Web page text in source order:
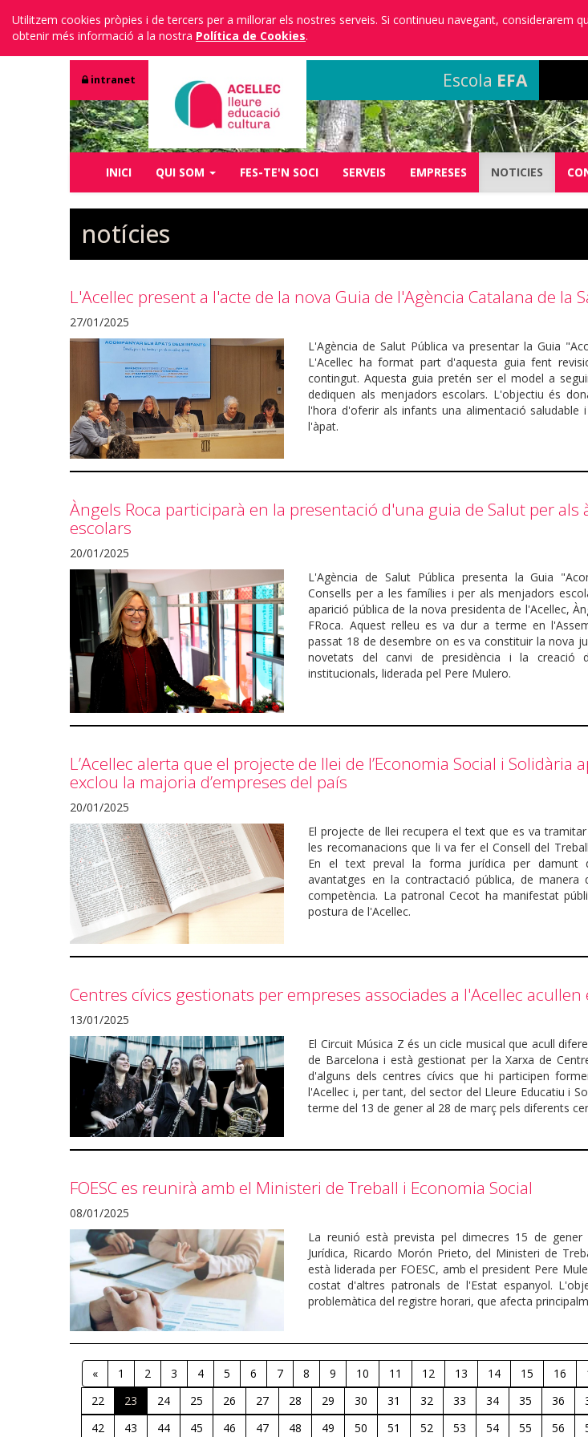
Utilitzem cookies pròpies i de tercers per a millorar els nostres serveis. Si continueu navegant, considerarem
obtenir més informació a la nostra Política de Cookies.
intranet Escola EFA
INICI QUI SOM FES-TE'N SOCI SERVEIS EMPRESES NOTICIES
notícies
L'Acellec present a l'acte de la nova Guia de l'Agència Catalana de la
27/01/2025
L'Agència de Salut Pública va presentar la Guia
L'Acellec ha format part d'aquesta guia fent
contingut. Aquesta guia pretén ser el model a
dediquen als menjadors escolars. L'objectiu és
l'hora d'oferir als infants una alimentació saludable
l'àpat.
Àngels Roca participarà en la presentació d'una guia de Salut per als
escolars
20/01/2025
L'Agència de Salut Pública presenta la Guia
Consells per a les famílies i per als menjadors
aparició pública de la nova presidenta de l'Acellec,
FRoca. Aquest relleu es va dur a terme en
passat 18 de desembre on es va constituir la nova
novetats del canvi de presidència i la creació
institucionals, liderada pel Pere Mulero.
L’Acellec alerta que el projecte de llei de l’Economia Social i Solidària
exclou la majoria d’empreses del país
20/01/2025
El projecte de llei recupera el text que es va
les recomanacions que li va fer el Consell del
En el text preval la forma jurídica per damunt
avantatges en la contractació pública, de manera
competència. La patronal Cecot ha manifestat
postura de l'Acellec.
Centres cívics gestionats per empreses associades a l'Acellec acullen
13/01/2025
El Circuit Música Z és un cicle musical que acull
de Barcelona i està gestionat per la Xarxa de
d'alguns dels centres cívics que hi participen
l'Acellec i, per tant, del sector del Lleure Educatiu i
terme del 13 de gener al 28 de març pels diferents
FOESC es reunirà amb el Ministeri de Treball i Economia Social
08/01/2025
La reunió està prevista pel dimecres 15 de
Jurídica, Ricardo Morón Prieto, del Ministeri de
està liderada per FOESC, amb el president Pere
costat d'altres patronals de l'Estat espanyol.
problemàtica del registre horari, que afecta
« 1 2 3 4 5 6 7 8 9 10 11 12 13 14 15 16
22
23 24 25 26 27 28 29 30 31 32 33 34 35 36
42
43 44 45 46 47 48 49 50 51 52 53 54 55 56